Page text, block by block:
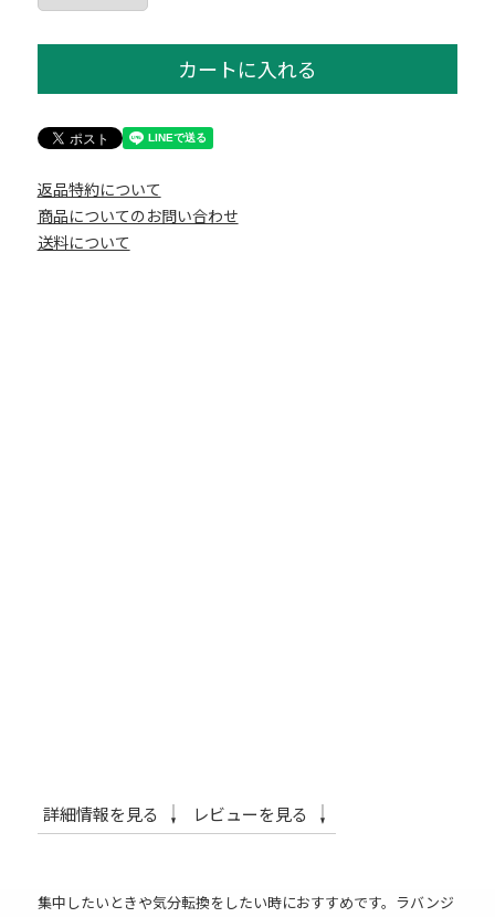
カートに入れる
返品特約について
商品についてのお問い合わせ
送料について
詳細情報を見る レビューを見る
集中したいときや気分転換をしたい時におすすめです。ラバンジ